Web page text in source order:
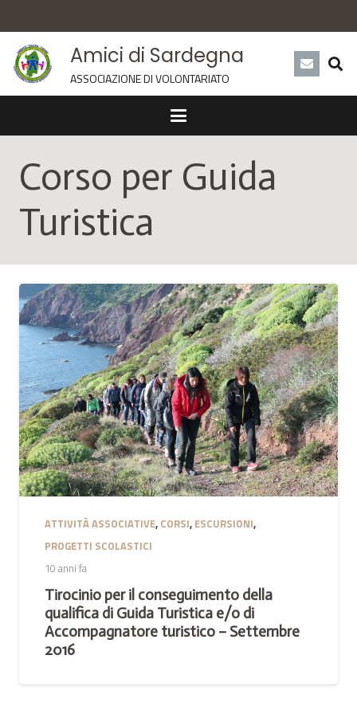
Amici di Sardegna
ASSOCIAZIONE DI VOLONTARIATO
Corso per Guida
Turistica
ATTIVITÀ ASSOCIATIVE, CORSI, ESCURSIONI,
PROGETTI SCOLASTICI
10 anni fa
Tirocinio per il conseguimento della
qualifica di Guida Turistica e/o di
Accompagnatore turistico – Settembre
2016